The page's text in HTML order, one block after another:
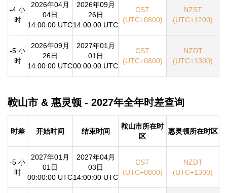
-4 小
时
2026年04月
04日
14:00:00 UTC
2026年09月
26日
14:00:00 UTC
CST
(UTC+0800)
NZST
(UTC+1200)
-5 小
时
2026年09月
26日
14:00:00 UTC
2027年01月
01日
00:00:00 UTC
CST
(UTC+0800)
NZDT
(UTC+1300)
鞍山市 & 惠灵顿 - 2027年全年时差查询
时差 开始时间 结束时间
鞍山市所在时
区
惠灵顿所在时区
-5 小
时
2027年01月
01日
00:00:00 UTC
2027年04月
03日
14:00:00 UTC
CST
(UTC+0800)
NZDT
(UTC+1300)